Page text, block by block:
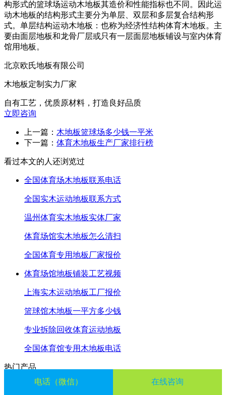
构形式的篮球场运动木地板其造价和性能指标也不同。因此运
动木地板的结构形式主要分为单层、双层和多层复合结构形
式。单层结构运动木地板：也称为经济性结构体育木地板。主
要由面层地板和龙骨厂层或只有一层面层地板铺设与室内体育
馆用地板。
北京欧氏地板有限公司
木地板定制实力厂家
自有工艺，优质原材料，打造良好品质
立即咨询
上一篇： 木地板篮球场多少钱一平米
下一篇： 体育木地板生产厂家排行榜
看过本文的人还浏览过
全国体育场木地板联系电话
全国实木运动地板联系方式
温州体育实木地板实体厂家
体育场馆实木地板怎么清扫
全国体育专用地板厂家报价
体育场馆地板铺装工艺视频
上海实木运动地板工厂报价
篮球馆木地板一平方多少钱
专业拆除回收体育运动地板
全国体育馆专用木地板电话
热门产品
电话（微信）
在线咨询